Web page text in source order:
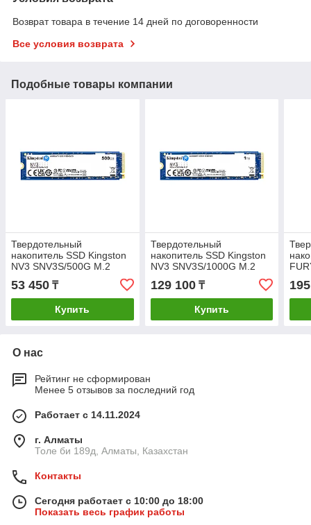
Возврат товара в течение 14 дней по договоренности
Все условия возврата
Подобные товары компании
Твердотельный
накопитель SSD Kingston
NV3 SNV3S/500G M.2
NVMe PCIe 4.0x4
53 450 ₸
Купить
Твердотельный
накопитель SSD Kingston
NV3 SNV3S/1000G M.2
NVMe PCIe 4.0x4
129 100₸
Купить
О нас
Рейтинг не сформирован
Менее 5 отзывов за последний год
Работает с 14.11.2024
г. Алматы
Толе би 189д, Алматы, Казахстан
Контакты
Сегодня работает с 10:00 до 18:00
Показать весь график работы